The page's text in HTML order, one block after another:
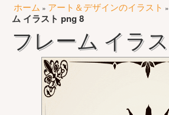
ホーム » アート＆デザインのイラスト »
ム イラスト png 8
フレーム イラス